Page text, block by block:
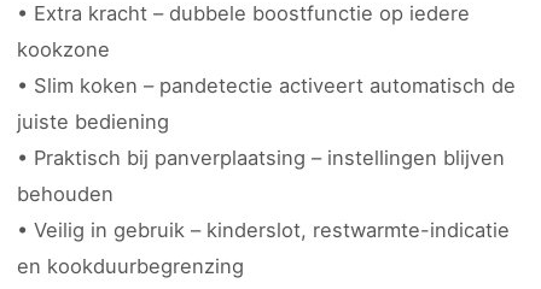
• Extra kracht – dubbele boostfunctie op iedere
kookzone
• Slim koken – pandetectie activeert automatisch de
juiste bediening
• Praktisch bij panverplaatsing – instellingen blijven
behouden
• Veilig in gebruik – kinderslot, restwarmte-indicatie
en kookduurbegrenzing